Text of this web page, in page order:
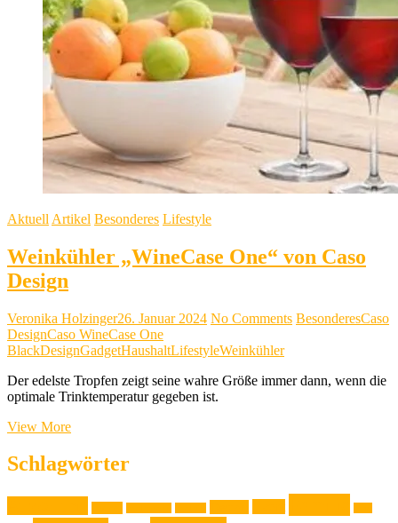
Aktuell Artikel Besonderes Lifestyle
Weinkühler „WineCase One“ von Caso
Design
Veronika Holzinger26. Januar 2024 No Comments BesonderesCaso
DesignCaso WineCase One
BlackDesignGadgetHaushaltLifestyleWeinkühler
Der edelste Tropfen zeigt seine wahre Größe immer dann, wenn die
optimale Trinktemperatur gegeben ist.
View MoreWeinkühler
One“
von
Design
Schlagwörter